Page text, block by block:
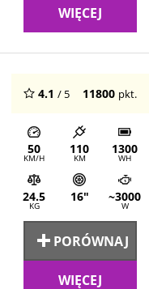
WIĘCEJ
4.1 / 5 11800 pkt.
50
KM/H
110
KM
1300
WH
24.5
KG
16" ~3000
W
PORÓWNAJ
WIĘCEJ